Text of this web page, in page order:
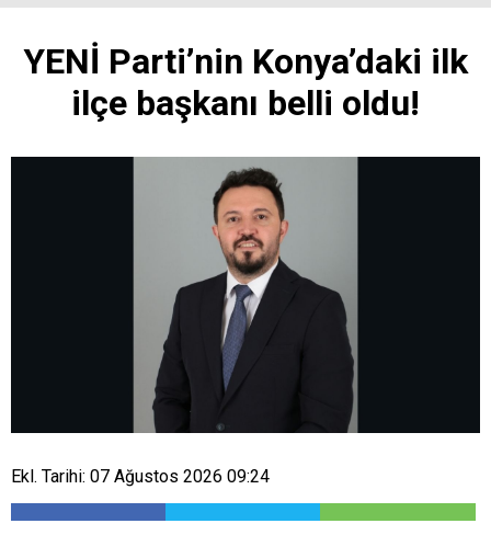
YENİ Parti’nin Konya’daki ilk
ilçe başkanı belli oldu!
Ekl. Tarihi: 07 Ağustos 2026 09:24